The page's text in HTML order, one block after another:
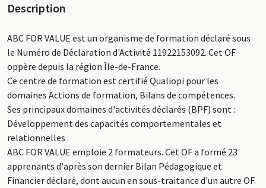
Description
ABC FOR VALUE est un organisme de formation déclaré sous
le Numéro de Déclaration d'Activité 11922153092. Cet OF
oppère depuis la région Île-de-France.
Ce centre de formation est certifié Qualiopi pour les
domaines Actions de formation, Bilans de compétences.
Ses principaux domaines d'activités déclarés (BPF) sont :
Développement des capacités comportementales et
relationnelles .
ABC FOR VALUE emploie 2 formateurs. Cet OF a formé 23
apprenants d'après son dernier Bilan Pédagogique et
Financier déclaré, dont aucun en sous-traitance d'un autre OF.